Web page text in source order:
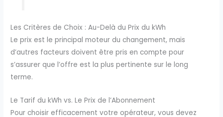
Les Critères de Choix : Au-Delà du Prix du kWh
Le prix est le principal moteur du changement, mais
d’autres facteurs doivent être pris en compte pour
s’assurer que l’offre est la plus pertinente sur le long
terme.
Le Tarif du kWh vs. Le Prix de l’Abonnement
Pour choisir efficacement votre opérateur, vous devez